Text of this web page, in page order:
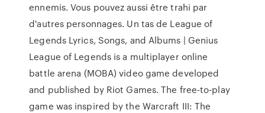
ennemis. Vous pouvez aussi être trahi par
d'autres personnages. Un tas de League of
Legends Lyrics, Songs, and Albums | Genius
League of Legends is a multiplayer online
battle arena (MOBA) video game developed
and published by Riot Games. The free-to-play
game was inspired by the Warcraft III: The